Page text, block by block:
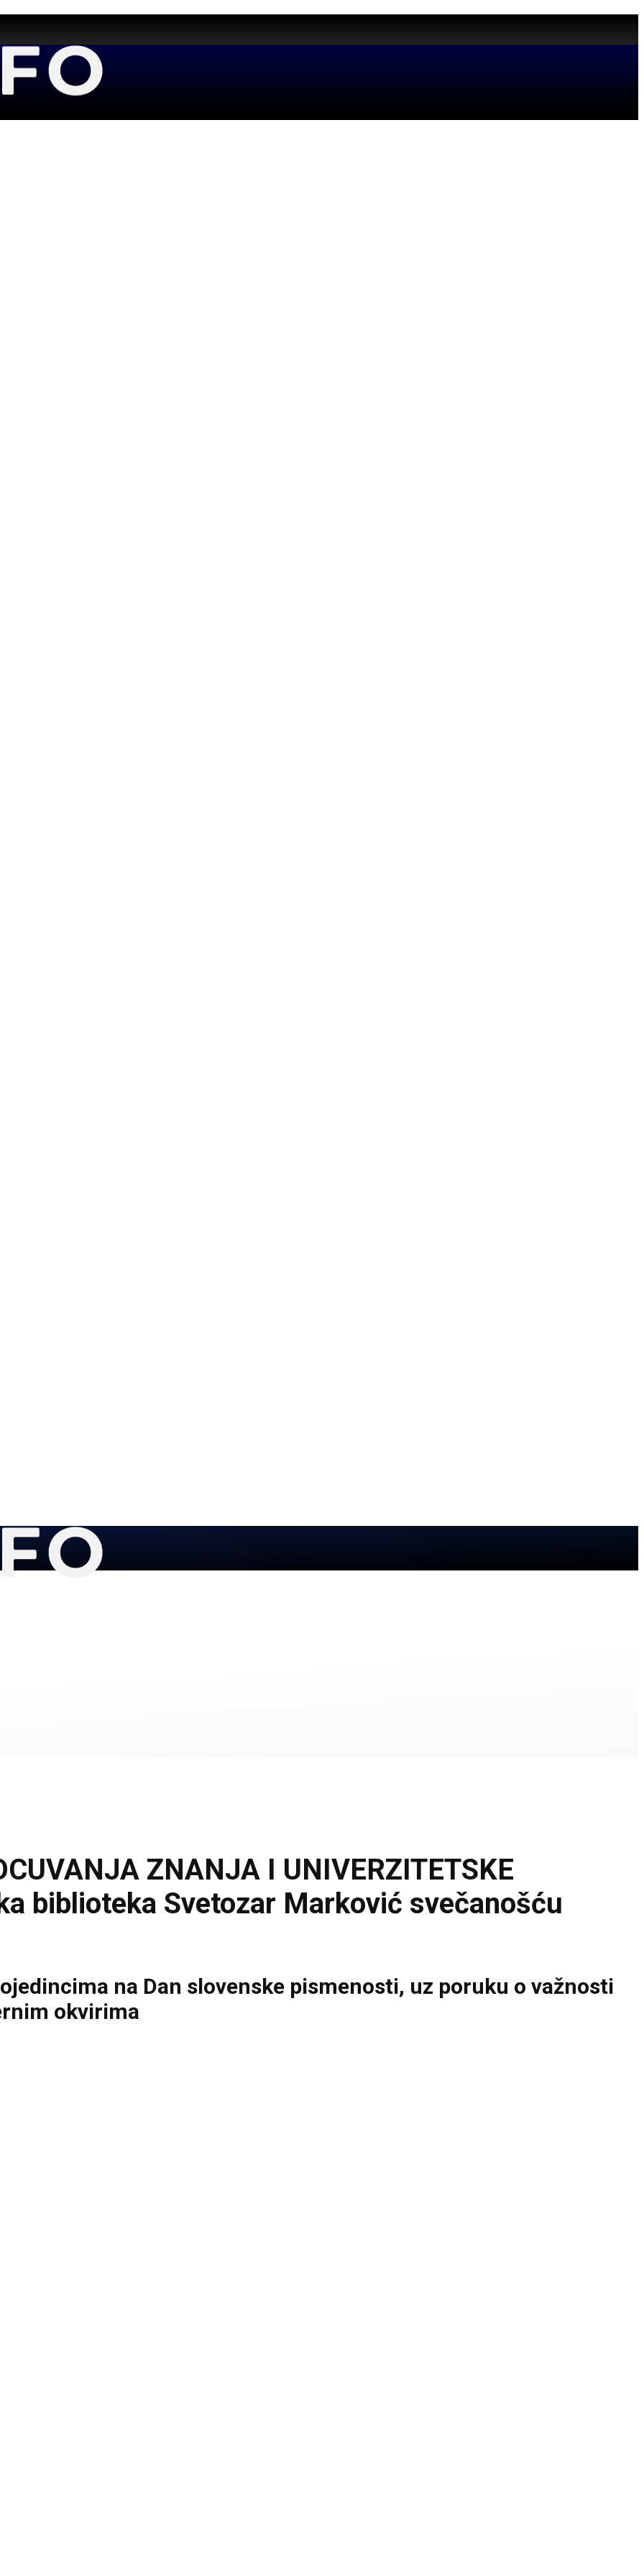
ZNANJA I UNIVERZITETSKE
biblioteka Svetozar Marković svečanošću
na Dan slovenske pismenosti, uz poruku o važnosti
okvirima